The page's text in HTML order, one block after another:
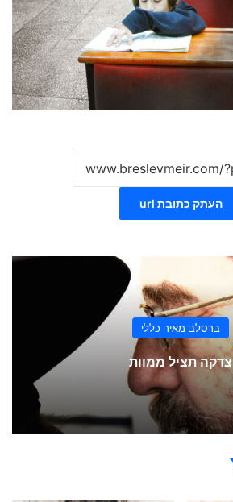
העתק כתובת url
ברסלב מאיר כללי
צדקה תציל ממוות